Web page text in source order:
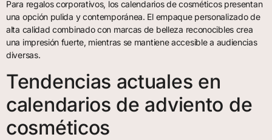
Para regalos corporativos, los calendarios de cosméticos presentan
una opción pulida y contemporánea. El empaque personalizado de
alta calidad combinado con marcas de belleza reconocibles crea
una impresión fuerte, mientras se mantiene accesible a audiencias
diversas.
Tendencias actuales en
calendarios de adviento de
cosméticos